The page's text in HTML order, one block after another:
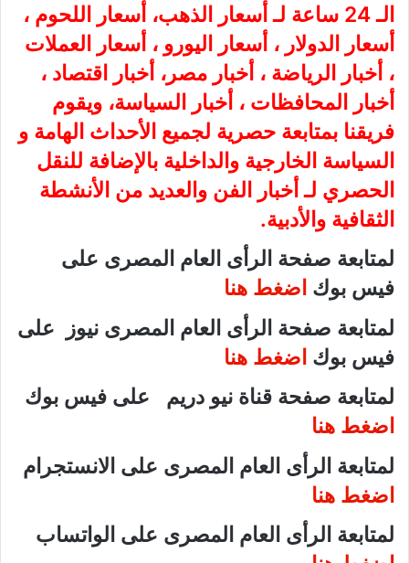
الـ 24 ساعة لـ أسعار الذهب، أسعار اللحوم ،
أسعار الدولار ، أسعار اليورو ، أسعار العملات
، أخبار الرياضة ، أخبار مصر، أخبار اقتصاد ،
أخبار المحافظات ، أخبار السياسة، ويقوم
فريقنا بمتابعة حصرية لجميع الأحداث الهامة و
السياسة الخارجية والداخلية بالإضافة للنقل
الحصري لـ أخبار الفن والعديد من الأنشطة
الثقافية والأدبية.
لمتابعة صفحة الرأى العام المصرى على
فيس بوك اضغط هنا
لمتابعة صفحة الرأى العام المصرى نيوز على
فيس بوك اضغط هنا
لمتابعة صفحة قناة نيو دريم على فيس بوك
اضغط هنا
لمتابعة الرأى العام المصرى على الانستجرام
اضغط هنا
لمتابعة الرأى العام المصرى على الواتساب